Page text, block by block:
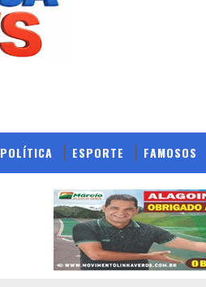
POLÍTICA ESPORTE FAMOSOS